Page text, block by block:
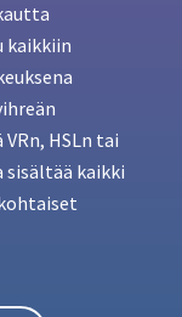
kaikkiin
HSLn tai
kaikki